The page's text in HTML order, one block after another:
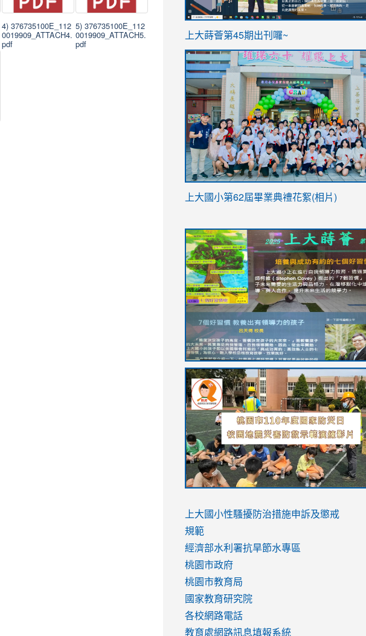
4) 376735100E_112
0019909_ATTACH4.
pdf
5) 376735100E_112
0019909_ATTACH5.
pdf
ink
https://sites.google.com/stes.tyc.edu.tw/
link
https://sites.google.com/stes.tyc.edu.tw/
上大蒔薈第45期出刊囉~
link
YfDQppRvyMk686kIw6SBbssEIZ6WnT/
usp=sharing
上大國小第62屆畢業典禮花絮(相片)
to
https://drive.google.com/file/d/1I-
YfDQppRvyMk686kIw6SBbssEIZ6WnT/
usp=sharing
to
https://sites.google.com/stes.tyc.edu.tw/
link
to
https://sites.google.com/stes.tyc.edu.tw/
link
to
https://drive.google.com/file/d/
usp=sharing
link
to
https://youtu.be/jJOMVWY3-
8M
link
to
https://drive.google.com/file/d/
usp=sharing
to
https://www.youtube.com/watch?
v=hC_gdZndU9s
to
https://www.youtube.com/watch?
v=hC_gdZndU9s
link
to
https://www.youtube.com/watch?
v=mfpNykQ0g4M
上大國小性騷擾防治措施申訴及懲戒
規範
經濟部水利署抗旱節水專區
桃園市政府
桃園市教育局
國家教育研究院
各校網路電話
教育處網路訊息填報系統